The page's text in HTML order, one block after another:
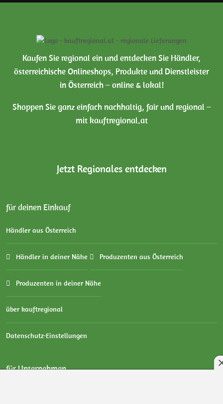
Kaufen Sie regional ein und entdecken Sie Händler,
österreichische Onlineshops, Produkte und Dienstleister
in Österreich – online & lokal!
Shoppen Sie ganz einfach nachhaltig, fair und regional –
mit kauftregional.at
Jetzt Regionales entdecken
für deinen Einkauf
Händler aus Österreich
Händler in deiner Nähe Produzenten aus Österreich
Produzenten in deiner Nähe
über kauftregional
Datenschutz-Einstellungen
für Unternehmen